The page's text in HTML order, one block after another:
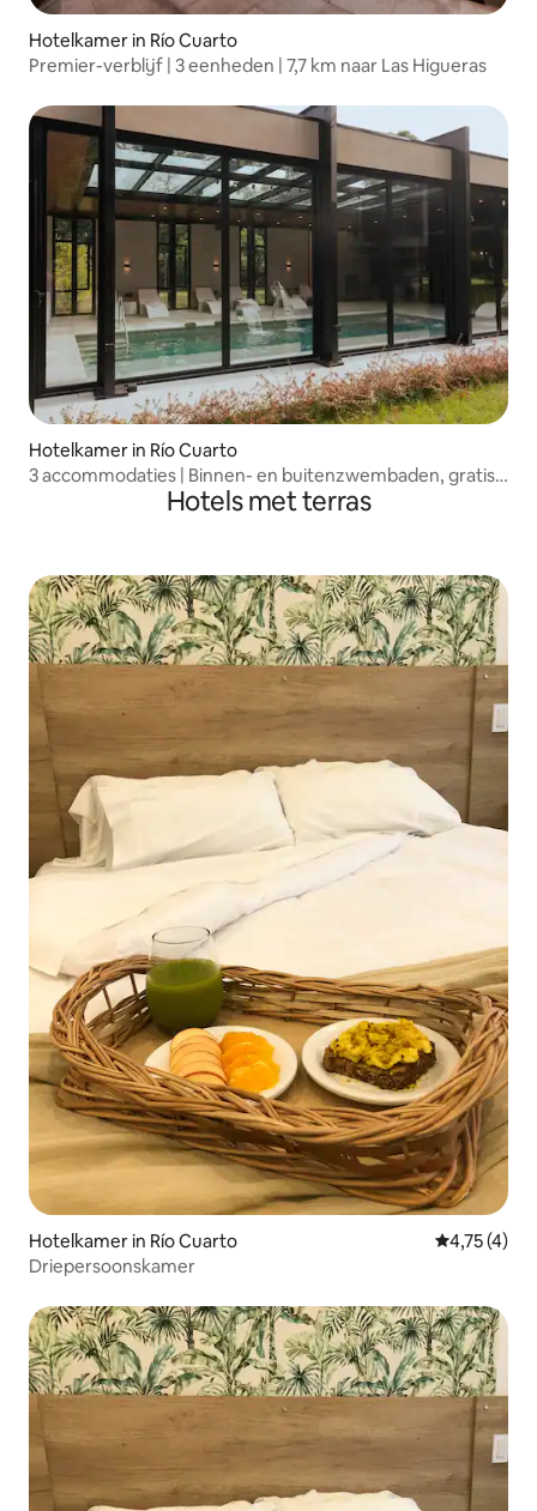
Hotelkamer in Río Cuarto
Premier-verblijf | 3 eenheden | 7,7 km naar Las Higueras
Hotelkamer in Río Cuarto
3 accommodaties | Binnen- en buitenzwembaden, gratis
Hotels met terras
Hotelkamer in Río Cuarto
4,75 (4)
Driepersoonskamer